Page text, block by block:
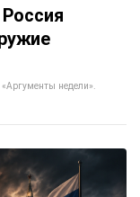
«Аргументы недели».